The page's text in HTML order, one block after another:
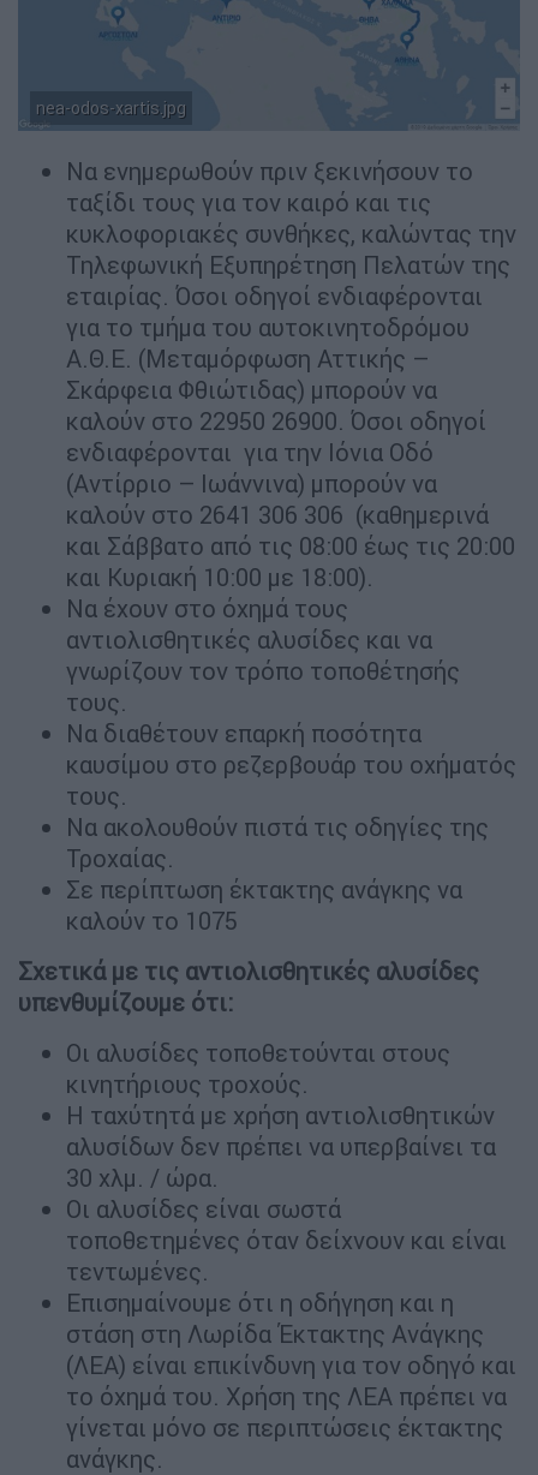
nea-odos-xartis.jpg
Να ενημερωθούν πριν ξεκινήσουν το
ταξίδι τους για τον καιρό και τις
κυκλοφοριακές συνθήκες, καλώντας την
Τηλεφωνική Εξυπηρέτηση Πελατών της
εταιρίας. Όσοι οδηγοί ενδιαφέρονται
για το τμήμα του αυτοκινητοδρόμου
Α.Θ.Ε. (Μεταμόρφωση Αττικής –
Σκάρφεια Φθιώτιδας) μπορούν να
καλούν στο 22950 26900. Όσοι οδηγοί
ενδιαφέρονται για την Ιόνια Οδό
(Αντίρριο – Ιωάννινα) μπορούν να
καλούν στο 2641 306 306 (καθημερινά
και Σάββατο από τις 08:00 έως τις 20:00
και Κυριακή 10:00 με 18:00).
Να έχουν στο όχημά τους
αντιολισθητικές αλυσίδες και να
γνωρίζουν τον τρόπο τοποθέτησής
τους.
Να διαθέτουν επαρκή ποσότητα
καυσίμου στο ρεζερβουάρ του οχήματός
τους.
Να ακολουθούν πιστά τις οδηγίες της
Τροχαίας.
Σε περίπτωση έκτακτης ανάγκης να
καλούν το 1075
Σχετικά με τις αντιολισθητικές αλυσίδες
υπενθυμίζουμε ότι:
Οι αλυσίδες τοποθετούνται στους
κινητήριους τροχούς.
Η ταχύτητά με χρήση αντιολισθητικών
αλυσίδων δεν πρέπει να υπερβαίνει τα
30 χλμ. / ώρα.
Οι αλυσίδες είναι σωστά
τοποθετημένες όταν δείχνουν και είναι
τεντωμένες.
Επισημαίνουμε ότι η οδήγηση και η
στάση στη Λωρίδα Έκτακτης Ανάγκης
(ΛΕΑ) είναι επικίνδυνη για τον οδηγό και
το όχημά του. Χρήση της ΛΕΑ πρέπει να
γίνεται μόνο σε περιπτώσεις έκτακτης
ανάγκης.